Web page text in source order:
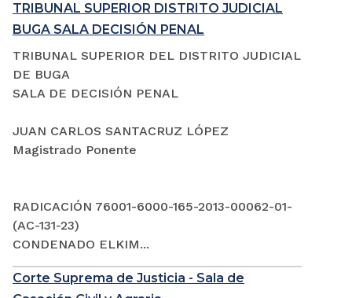
TRIBUNAL SUPERIOR DISTRITO JUDICIAL
BUGA SALA DECISIÓN PENAL
TRIBUNAL SUPERIOR DEL DISTRITO JUDICIAL
DE BUGA
SALA DE DECISIÓN PENAL
JUAN CARLOS SANTACRUZ LÓPEZ
Magistrado Ponente
RADICACIÓN 76001-6000-165-2013-00062-01-
(AC-131-23)
CONDENADO ELKIM...
Corte Suprema de Justicia - Sala de